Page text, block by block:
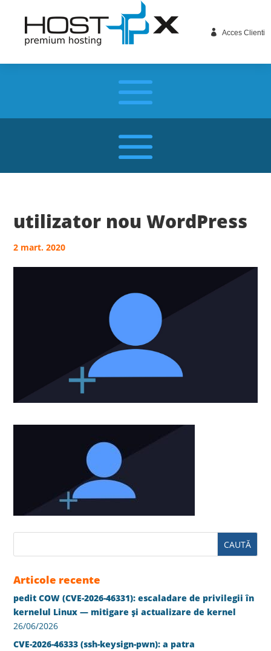
 Acces Clienti
utilizator nou WordPress
2 mart. 2020
Articole recente
pedit COW (CVE-2026-46331): escaladare de privilegii în
kernelul Linux — mitigare și actualizare de kernel
26/06/2026
CVE-2026-46333 (ssh-keysign-pwn): a patra